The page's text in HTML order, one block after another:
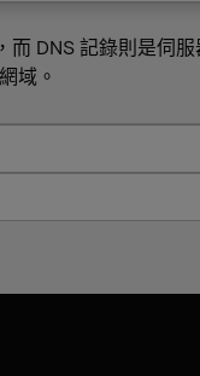
DNS 記錄則是伺
域。